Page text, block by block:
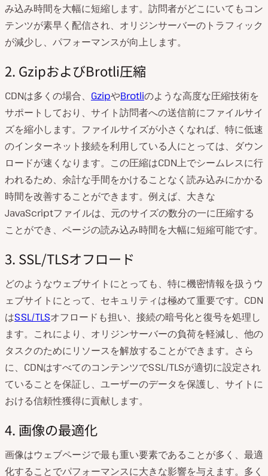
み込み時間を大幅に短縮します。訪問者がどこにいてもコン
テンツが素早く配信され、オリジンサーバーのトラフィック
が減少し、パフォーマンスが向上します。
2. GzipおよびBrotli圧縮
CDNは多くの場合、 GzipやBrotliのような高度な圧縮技術を
サポートしており、サイト訪問者への送信前にファイルサイ
ズを縮小します。ファイルサイズが小さくなれば、特に低速
のインターネット接続を利用している人にとっては、ダウン
ロードが速くなります。この圧縮はCDN上でシームレスに行
われるため、余計な手間をかけることなく読み込みにかかる
時間を改善することができます。例えば、大きな
JavaScriptファイルは、元のサイズの数分の一に圧縮する
ことができ、ページの読み込み時間を大幅に短縮可能です。
3. SSL/TLSオフロード
どのようなウェブサイトにとっても、特に機密情報を扱うウ
ェブサイトにとって、セキュリティは極めて重要です。CDN
はSSL/TLSオフロードも担い、接続の暗号化と復号を処理し
ます。これにより、オリジンサーバーの負荷を軽減し、他の
タスクのためにリソースを解放することができます。さら
に、CDNはすべてのコンテンツでSSL/TLSが適切に設定され
ていることを保証し、ユーザーのデータを保護し、サイトに
おける信頼性獲得に貢献します。
4. 画像の最適化
画像はウェブページで最も重い要素であることが多く、最適
化することでパフォーマンスに大きな影響を与えます。多く